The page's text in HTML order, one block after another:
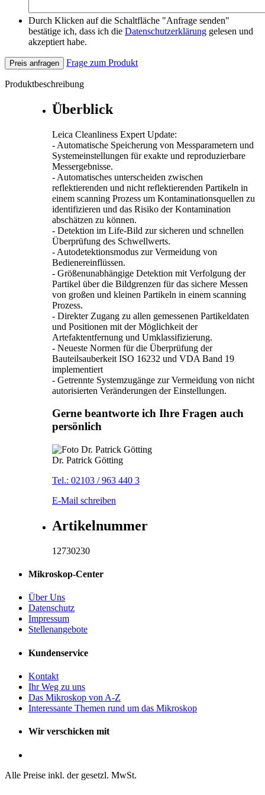
Durch Klicken auf die Schaltfläche "Anfrage senden"
bestätige ich, dass ich die Datenschutzerklärung gelesen und
akzeptiert habe.
Preis anfragen Frage zum Produkt
Produktbeschreibung
Überblick
Leica Cleanliness Expert Update:
- Automatische Speicherung von Messparametern und
Systemeinstellungen für exakte und reproduzierbare
Messergebnisse.
- Automatisches unterscheiden zwischen
reflektierenden und nicht reflektierenden Partikeln in
einem scanning Prozess um Kontaminationsquellen zu
identifizieren und das Risiko der Kontamination
abschätzen zu können.
- Detektion im Life-Bild zur sicheren und schnellen
Überprüfung des Schwellwerts.
- Autodetektionsmodus zur Vermeidung von
Bedienereinflüssen.
- Größenunabhängige Detektion mit Verfolgung der
Partikel über die Bildgrenzen für das sichere Messen
von großen und kleinen Partikeln in einem scanning
Prozess.
- Direkter Zugang zu allen gemessenen Partikeldaten
und Positionen mit der Möglichkeit der
Artefaktentfernung und Umklassifizierung.
- Neueste Normen für die Überprüfung der
Bauteilsauberkeit ISO 16232 und VDA Band 19
implementiert
- Getrennte Systemzugänge zur Vermeidung von nicht
autorisierten Veränderungen der Einstellungen.
Gerne beantworte ich Ihre Fragen auch
persönlich
Dr. Patrick Götting
Tel.: 02103 / 963 440 3
E-Mail schreiben
Artikelnummer
12730230
Mikroskop-Center
Über Uns
Datenschutz
Impressum
Stellenangebote
Kundenservice
Kontakt
Ihr Weg zu uns
Das Mikroskop von A-Z
Interessante Themen rund um das Mikroskop
Wir verschicken mit
Alle Preise inkl. der gesetzl. MwSt.